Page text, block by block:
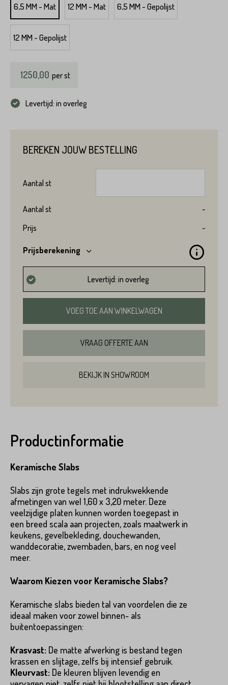
6,5 MM - Mat 12 MM - Mat 6,5 MM - Gepolijst
12 MM - Gepolijst
1250,00 perst
Levertijd: in overleg
BEREKEN JOUW BESTELLING
Aantal st
Aantal st
-
Prijs
-
Prijsberekening
Levertijd: in overleg
VOEG TOE AAN WINKELWAGEN
VRAAG OFFERTE AAN
BEKIJK IN SHOWROOM
Productinformatie
Keramische Slabs
Slabs zijn grote tegels met indrukwekkende
afmetingen van wel 1,60 x 3,20 meter. Deze
veelzijdige platen kunnen worden toegepast in
een breed scala aan projecten, zoals maatwerk in
keukens, gevelbekleding, douchewanden,
wanddecoratie, zwembaden, bars, en nog veel
meer.
Waarom Kiezen voor Keramische Slabs?
Keramische slabs bieden tal van voordelen die ze
ideaal maken voor zowel binnen- als
buitentoepassingen:
Krasvast: De matte afwerking is bestand tegen
krassen en slijtage, zelfs bij intensief gebruik.
Kleurvast: De kleuren blijven levendig en
Product*
Hoeveelstheeft u nodig?*
Voornaam*
Voornaam*
Achternaam*